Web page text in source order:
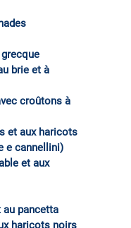
brie et à
croûtons à
et aux haricots
e cannellini)
et aux
au pancetta
haricots noirs